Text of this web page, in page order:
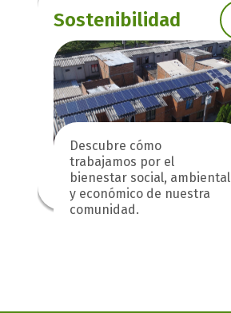
Sostenibilidad
Descubre cómo
trabajamos por el
bienestar social, ambiental
y económico de nuestra
comunidad.